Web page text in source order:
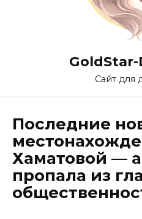
Сайт для
Последние
Хаматовой —
пропала из